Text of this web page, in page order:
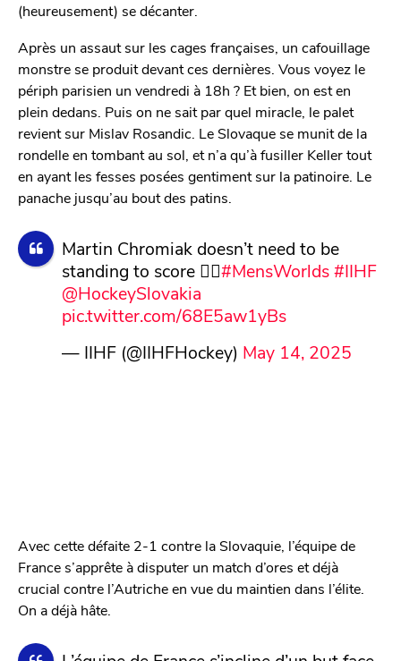
(heureusement) se décanter.
Après un assaut sur les cages françaises, un cafouillage
monstre se produit devant ces dernières. Vous voyez le
périph parisien un vendredi à 18h ? Et bien, on est en
plein dedans. Puis on ne sait par quel miracle, le palet
revient sur Mislav Rosandic. Le Slovaque se munit de la
rondelle en tombant au sol, et n’a qu’à fusiller Keller tout
en ayant les fesses posées gentiment sur la patinoire. Le
panache jusqu’au bout des patins.
Martin Chromiak doesn’t need to be
standing to score 🤷‍♂️#MensWorlds #IIHF
@HockeySlovakia
pic.twitter.com/68E5aw1yBs
— IIHF (@IIHFHockey) May 14, 2025
Avec cette défaite 2-1 contre la Slovaquie, l’équipe de
France s’apprête à disputer un match d’ores et déjà
crucial contre l’Autriche en vue du maintien dans l’élite.
On a déjà hâte.